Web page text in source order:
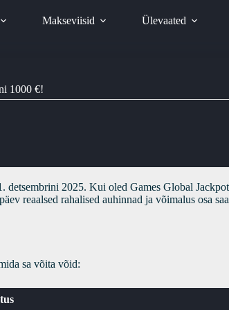
Makseviisid Ülevaated
1000 €!
detsembrini 2025. Kui oled Games Global
reaalsed rahalised auhinnad ja võimalus osa
sa võita võid: